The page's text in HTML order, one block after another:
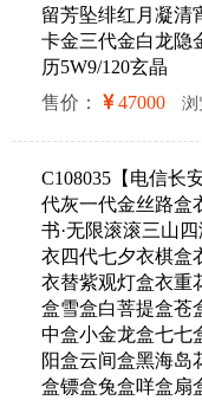
留芳坠绯红月凝清
卡金三代金白龙隐
历5W9/120玄晶
售价：
47000 浏
C108035【电信长
代灰一代金丝路盒
书·无限滚滚三山
衣四代七夕衣棋盒
衣替紫观灯盒衣重
盒雪盒白菩提盒苍
中盒小金龙盒七七
阳盒云间盒黑海岛
盒镖盒兔盒咩盒扇